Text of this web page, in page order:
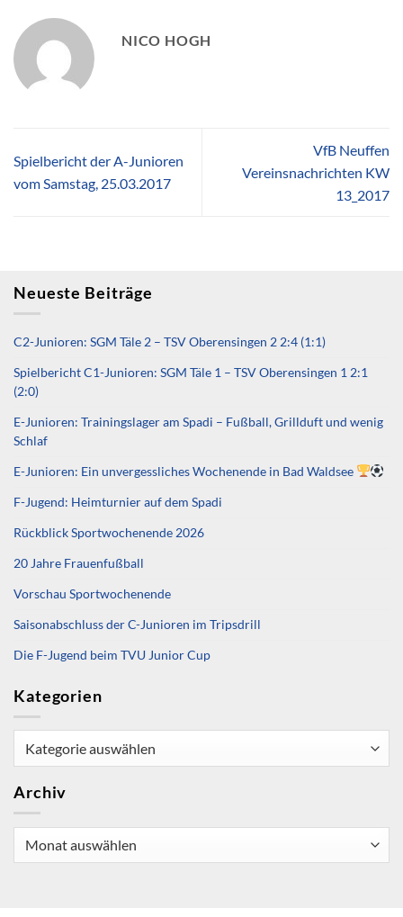
NICO HOGH
Spielbericht der A-Junioren
vom Samstag, 25.03.2017
VfB Neuffen
Vereinsnachrichten KW
13_2017
Neueste Beiträge
C2-Junioren: SGM Täle 2 – TSV Oberensingen 2 2:4 (1:1)
Spielbericht C1-Junioren: SGM Täle 1 – TSV Oberensingen 1 2:1
(2:0)
E-Junioren: Trainingslager am Spadi – Fußball, Grillduft und wenig
Schlaf
E-Junioren: Ein unvergessliches Wochenende in Bad Waldsee
F-Jugend: Heimturnier auf dem Spadi
Rückblick Sportwochenende 2026
20 Jahre Frauenfußball
Vorschau Sportwochenende
Saisonabschluss der C-Junioren im Tripsdrill
Die F-Jugend beim TVU Junior Cup
Kategorien
Archiv